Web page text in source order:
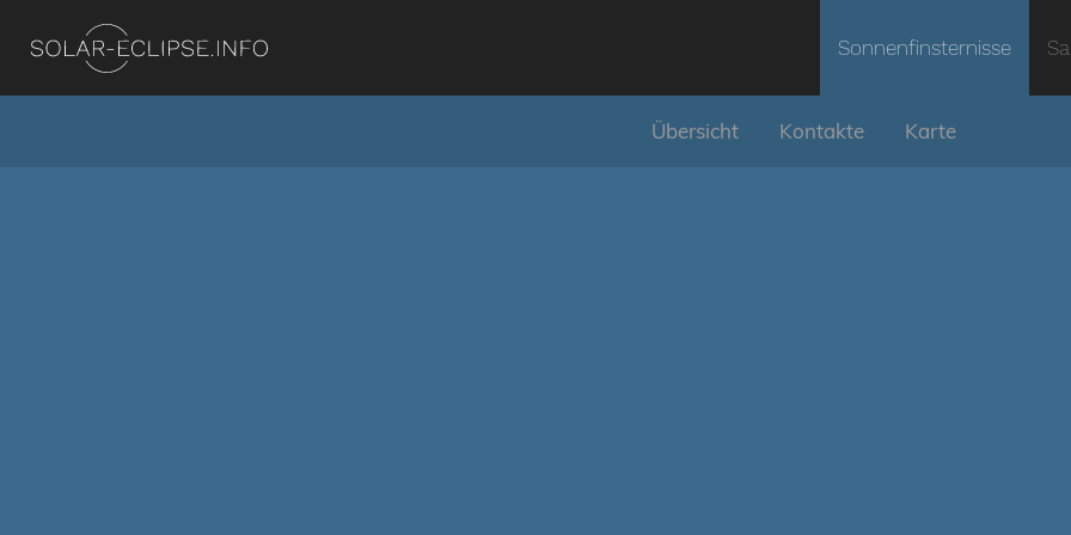
Sonnenfinsternisse
Übersicht Kontakte Karte